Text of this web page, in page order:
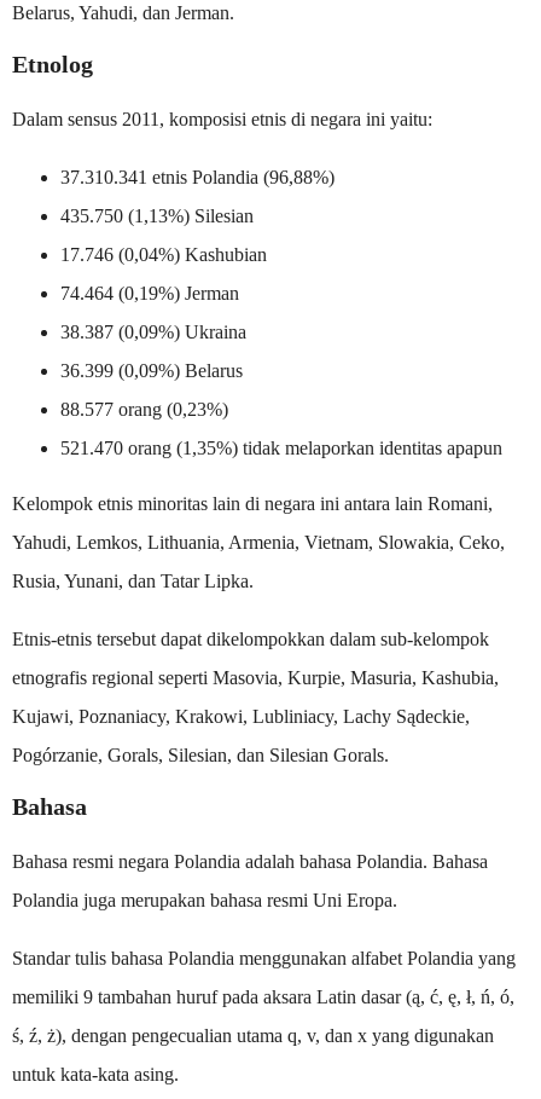
Belarus, Yahudi, dan Jerman.
Etnolog
Dalam sensus 2011, komposisi etnis di negara ini yaitu:
37.310.341 etnis Polandia (96,88%)
435.750 (1,13%) Silesian
17.746 (0,04%) Kashubian
74.464 (0,19%) Jerman
38.387 (0,09%) Ukraina
36.399 (0,09%) Belarus
88.577 orang (0,23%)
521.470 orang (1,35%) tidak melaporkan identitas apapun
Kelompok etnis minoritas lain di negara ini antara lain Romani,
Yahudi, Lemkos, Lithuania, Armenia, Vietnam, Slowakia, Ceko,
Rusia, Yunani, dan Tatar Lipka.
Etnis-etnis tersebut dapat dikelompokkan dalam sub-kelompok
etnografis regional seperti Masovia, Kurpie, Masuria, Kashubia,
Kujawi, Poznaniacy, Krakowi, Lubliniacy, Lachy Sądeckie,
Pogórzanie, Gorals, Silesian, dan Silesian Gorals.
Bahasa
Bahasa resmi negara Polandia adalah bahasa Polandia. Bahasa
Polandia juga merupakan bahasa resmi Uni Eropa.
Standar tulis bahasa Polandia menggunakan alfabet Polandia yang
memiliki 9 tambahan huruf pada aksara Latin dasar (ą, ć, ę, ł, ń, ó,
ś, ź, ż), dengan pengecualian utama q, v, dan x yang digunakan
untuk kata-kata asing.